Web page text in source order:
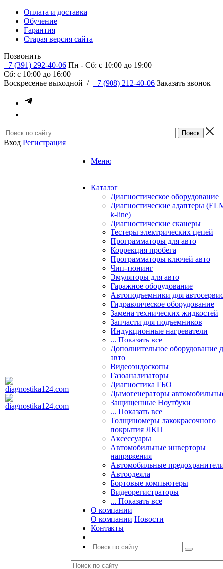
Оплата и доставка
Обучение
Гарантия
Старая версия сайта
Позвонить
+7 (391) 292-40-06 Пн - Сб: c 10:00 до 19:00
Сб: c 10:00 до 16:00
​Воскресенье выходной / +7 (908) 212-40-06 Заказать звонок
Вход Регистрация
Меню
Каталог
Диагностическое оборудование
Диагностические адаптеры
k-line)
Диагностические сканеры
Тестеры электрических цепей
Программаторы для авто
Коррекция пробега
Программаторы ключей авто
Чип-тюнинг
Эмуляторы для авто
Гаражное оборудование
Автоподъемники для
Гидравлическое оборудование
Замена технических жидкостей
Запчасти для подъемников
Индукционные нагреватели
... Показать все
Дополнительное оборудование
авто
Видеоэндоскопы
Газоанализаторы
Диагностика ГБО
Дымогенераторы
Защищенные Ноутбуки
... Показать все
Толщиномеры лакокрасочного
покрытия ЛКП
Аксессуары
Автомобильные инверторы
напряжения
Автомобильные
Автоодеяла
Бортовые компьютеры
Видеорегистраторы
... Показать все
О компании
О компании Новости
Контакты